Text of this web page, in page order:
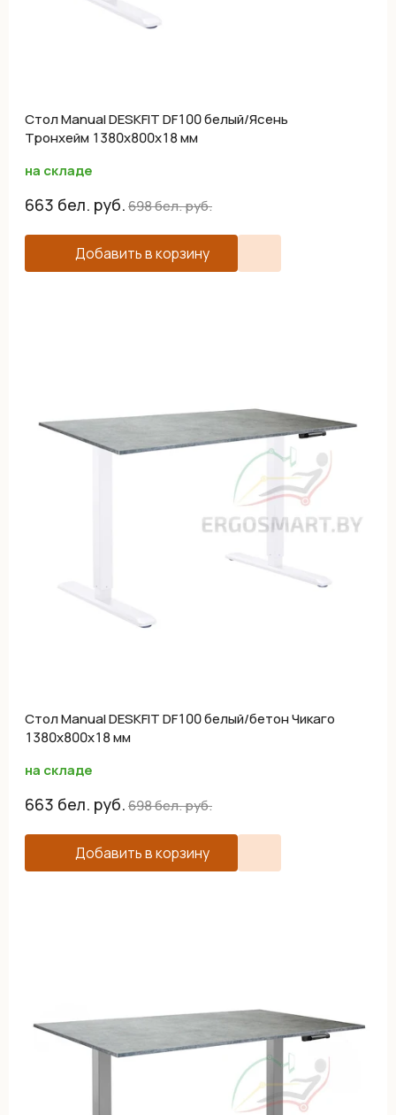
Cтол Manual DESKFIT DF100 белый/Ясень
Тронхейм 1380х800х18 мм
на складе
663 бел. руб.698бел. руб.
Добавить в корзину
Cтол Manual DESKFIT DF100 белый/бетон Чикаго
1380х800х18 мм
на складе
663 бел. руб.698бел. руб.
Добавить в корзину